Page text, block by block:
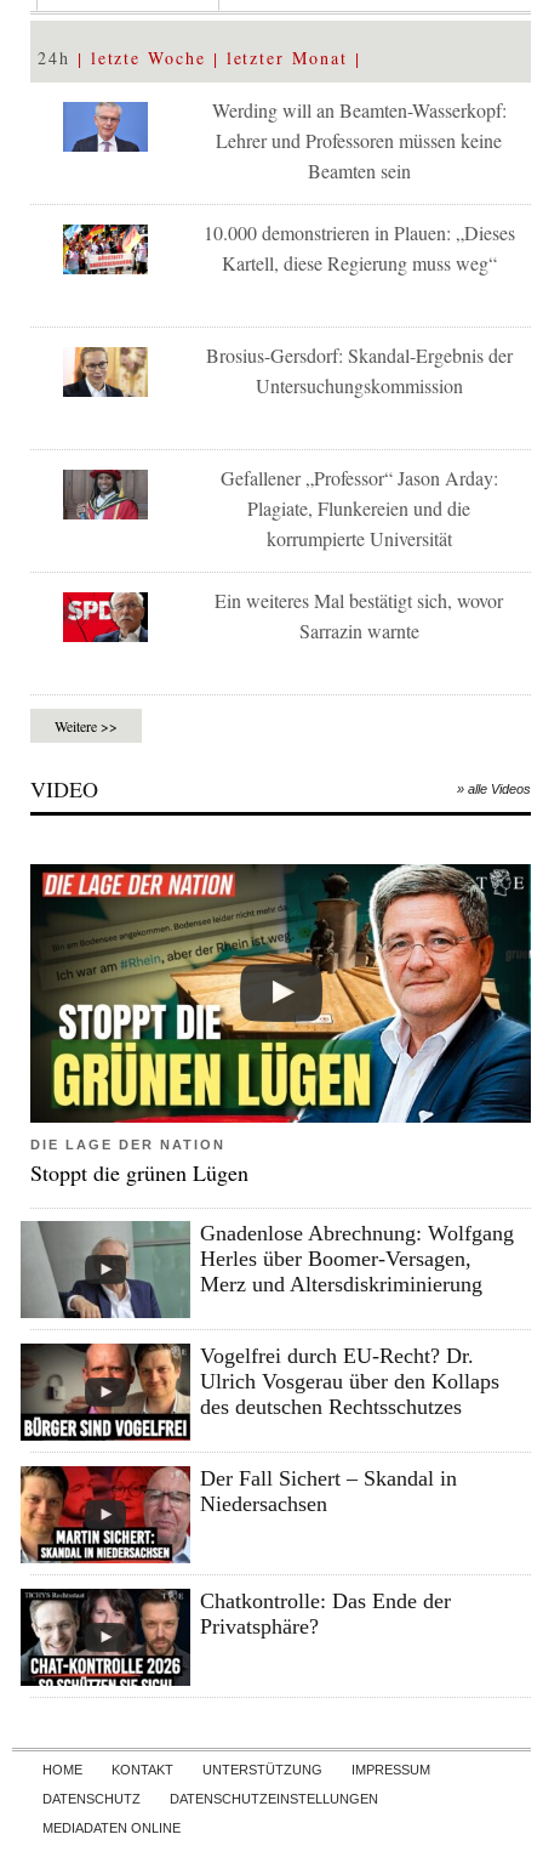
24h letzte Woche letzter Monat
Werding will an Beamten-Wasserkopf:
Lehrer und Professoren müssen keine
Beamten sein
10.000 demonstrieren in Plauen: „Dieses
Kartell, diese Regierung muss weg“
Brosius-Gersdorf: Skandal-Ergebnis der
Untersuchungskommission
Gefallener „Professor“ Jason Arday:
Plagiate, Flunkereien und die
korrumpierte Universität
Ein weiteres Mal bestätigt sich, wovor
Sarrazin warnte
Weitere >>
VIDEO » alle Videos
DIE LAGE DER NATION
Stoppt die grünen Lügen
Gnadenlose Abrechnung: Wolfgang
Herles über Boomer-Versagen,
Merz und Altersdiskriminierung
Vogelfrei durch EU-Recht? Dr.
Ulrich Vosgerau über den Kollaps
des deutschen Rechtsschutzes
Der Fall Sichert – Skandal in
Niedersachsen
Chatkontrolle: Das Ende der
Privatsphäre?
Skip to content
HOME KONTAKT UNTERSTÜTZUNG
IMPRESSUM
DATENSCHUTZ
DATENSCHUTZEINSTELLUNGEN
MEDIADATEN ONLINE